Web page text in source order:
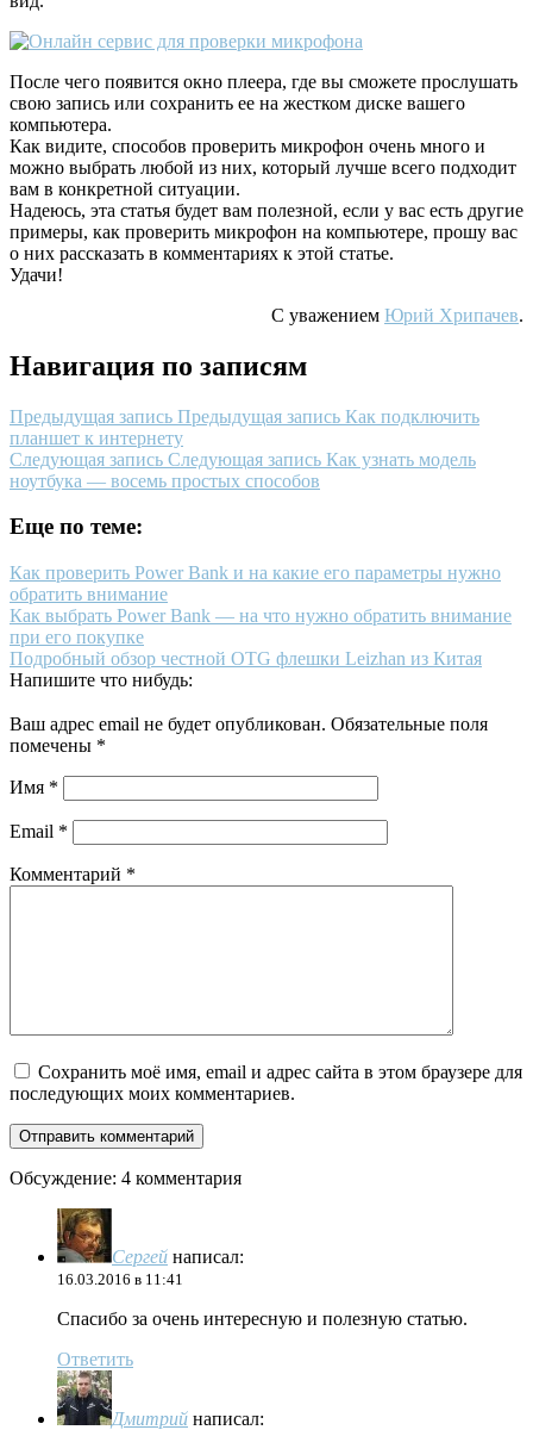
После чего появится окно плеера, где вы сможете прослушать
свою запись или сохранить ее на жестком диске вашего
компьютера.
Как видите, способов проверить микрофон очень много и
можно выбрать любой из них, который лучше всего подходит
вам в конкретной ситуации.
Надеюсь, эта статья будет вам полезной, если у вас есть другие
примеры, как проверить микрофон на компьютере, прошу вас
о них рассказать в комментариях к этой статье.
Удачи!
С уважением Юрий Хрипачев.
Навигация по записям
Предыдущая запись Предыдущая запись Как подключить
планшет к интернету
Следующая запись Следующая запись Как узнать модель
ноутбука — восемь простых способов
Еще по теме:
Как проверить Power Bank и на какие его параметры нужно
обратить внимание
Как выбрать Power Bank — на что нужно обратить внимание
при его покупке
Подробный обзор честной OTG флешки Leizhan из Китая
Напишите что нибудь:
Ваш адрес email не будет опубликован. Обязательные поля
помечены *
Имя *
Email *
Комментарий *
Сохранить моё имя, email и адрес сайта в этом браузере для
последующих моих комментариев.
Обсуждение: 4 комментария
Сергей написал:
16.03.2016 в 11:41
Спасибо за очень интересную и полезную статью.
Ответить
Дмитрий написал: